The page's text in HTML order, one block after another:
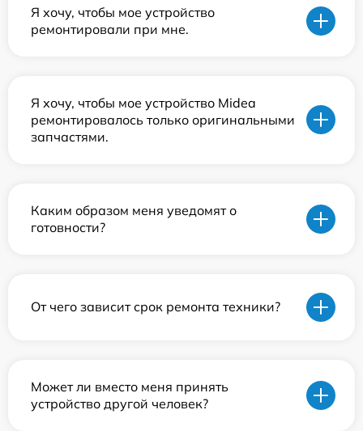
Я хочу, чтобы мое устройство
ремонтировали при мне.
Я хочу, чтобы мое устройство Midea
ремонтировалось только оригинальными
запчастями.
Каким образом меня уведомят о
готовности?
От чего зависит срок ремонта техники?
Может ли вместо меня принять
устройство другой человек?